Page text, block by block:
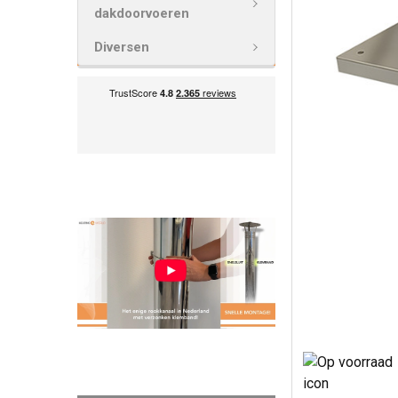
dakdoorvoeren
Diversen
TOE AAN